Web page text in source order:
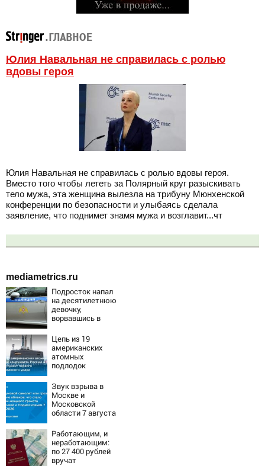
Юлия Навальная не справилась с ролью
вдовы героя
Юлия Навальная не справилась с ролью вдовы героя.
Вместо того чтобы лететь за Полярный круг разыскивать
тело мужа, эта женщина вылезла на трибуну Мюнхенской
конференции по безопасности и улыбаясь сделала
заявление, что поднимет знамя мужа и возглавит...чт
mediametrics.ru
Подросток напал
на десятилетнюю
девочку,
ворвавшись в
Цепь из 19
американских
атомных
подлодок
Россию и Китай:
это инструмент
первого
массированного
удара
Звук взрыва в
Москве и
Московской
области 7 августа
Причины,
источник, откуда
был громкий
хлопок
Работающим, и
неработающим:
по 27 400 рублей
вручат